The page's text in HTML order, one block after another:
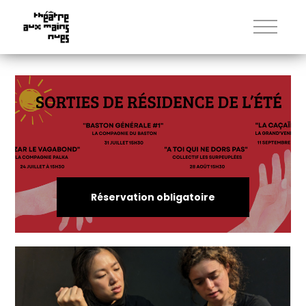
Réservation obligatoire